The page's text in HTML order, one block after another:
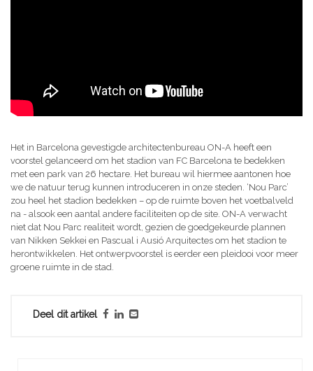
Het in Barcelona gevestigde architectenbureau ON-A heeft een
voorstel gelanceerd om het stadion van FC Barcelona te bedekken
met een park van 26 hectare. Het bureau wil hiermee aantonen hoe
we de natuur terug kunnen introduceren in onze steden. ‘Nou Parc’
zou heel het stadion bedekken – op de ruimte boven het voetbalveld
na - alsook een aantal andere faciliteiten op de site. ON-A verwacht
niet dat Nou Parc realiteit wordt, gezien de goedgekeurde plannen
van Nikken Sekkei en Pascual i Ausió Arquitectes om het stadion te
herontwikkelen. Het ontwerpvoorstel is eerder een pleidooi voor meer
groene ruimte in de stad.
Deel dit artikel